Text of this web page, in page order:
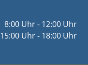
8:00 Uhr - 12:00 Uhr
15:00 Uhr - 18:00 Uhr